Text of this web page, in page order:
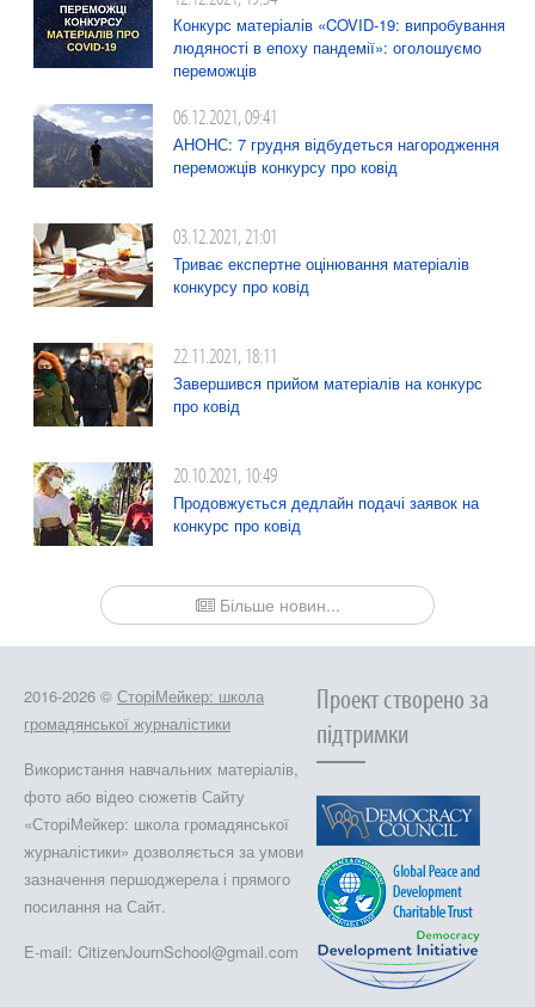
Конкурс матеріалів «COVID-19: випробування
людяності в епоху пандемії»: оголошуємо
переможців
06.12.2021, 09:41
АНОНС: 7 грудня відбудеться нагородження
переможців конкурсу про ковід
03.12.2021, 21:01
Триває експертне оцінювання матеріалів
конкурсу про ковід
22.11.2021, 18:11
Завершився прийом матеріалів на конкурс
про ковід
20.10.2021, 10:49
Продовжується дедлайн подачі заявок на
конкурс про ковід
Більше новин...
2016-2026 © СторіМейкер: школа
громадянської журналістики
Використання навчальних матеріалів,
фото або відео сюжетів Сайту
«СторіМейкер: школа громадянської
журналістики» дозволяється за умови
зазначення першоджерела і прямого
посилання на Сайт.
E-mail: CitizenJournSchool@gmail.com
Проект створено за
підтримки